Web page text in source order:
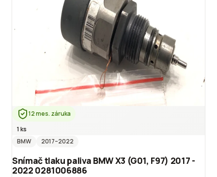
12 mes. záruka
1 ks
BMW
2017–2022
Snímač tlaku paliva BMW X3 (G01, F97) 2017 -
2022 0281006886